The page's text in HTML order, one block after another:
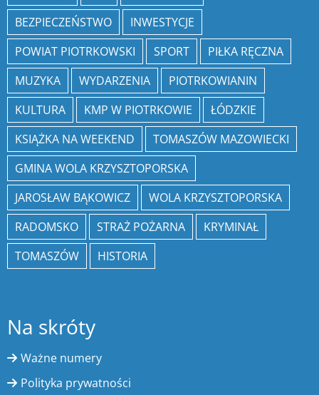
BEZPIECZEŃSTWO
INWESTYCJE
POWIAT PIOTRKOWSKI
SPORT
PIŁKA RĘCZNA
MUZYKA
WYDARZENIA
PIOTRKOWIANIN
KULTURA
KMP W PIOTRKOWIE
ŁÓDZKIE
KSIĄŻKA NA WEEKEND
TOMASZÓW MAZOWIECKI
GMINA WOLA KRZYSZTOPORSKA
JAROSŁAW BĄKOWICZ
WOLA KRZYSZTOPORSKA
RADOMSKO
STRAŻ POŻARNA
KRYMINAŁ
TOMASZÓW
HISTORIA
Na skróty
Ważne numery
Polityka prywatności